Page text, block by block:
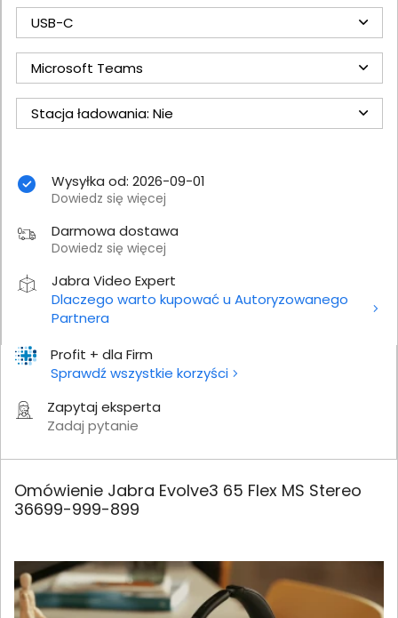
Profit + dla Firm
Sprawdź wszystkie korzyści
Zapytaj eksperta
Zadaj pytanie
USB-C
Microsoft Teams
Stacja ładowania: Nie
Wysyłka od: 2026-09-01
Dowiedz się więcej
Darmowa dostawa
Dowiedz się więcej
Jabra Video Expert
Dlaczego warto kupować u Autoryzowanego
Partnera
Omówienie Jabra Evolve3 65 Flex MS Stereo
36699-999-899